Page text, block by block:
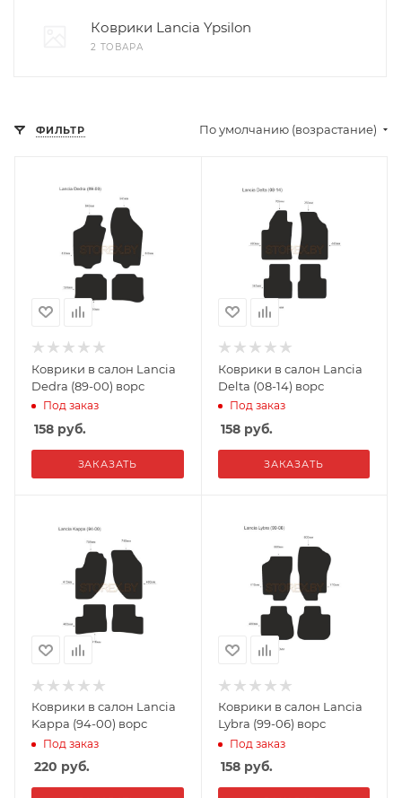
Коврики Lancia Ypsilon
2 ТОВАРА
ФИЛЬТР По умолчанию (возрастание)
Коврики в салон Lancia
Dedra (89-00) ворс
Под заказ
158 руб.
ЗАКАЗАТЬ
Коврики в салон Lancia
Delta (08-14) ворс
Под заказ
158руб.
ЗАКАЗАТЬ
Коврики в салон Lancia
Kappa (94-00) ворс
Под заказ
220 руб.
Коврики в салон Lancia
Lybra (99-06) ворс
Под заказ
158руб.